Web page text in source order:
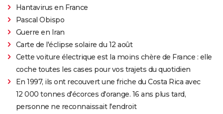
Hantavirus en France
Pascal Obispo
Guerre en Iran
Carte de l'éclipse solaire du 12 août
Cette voiture électrique est la moins chère de France : elle
coche toutes les cases pour vos trajets du quotidien
En 1997, ils ont recouvert une friche du Costa Rica avec
12 000 tonnes d'écorces d'orange. 16 ans plus tard,
personne ne reconnaissait l'endroit